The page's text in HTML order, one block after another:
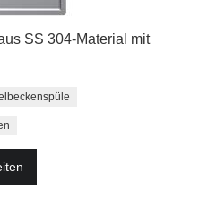
SS 304-Material mit